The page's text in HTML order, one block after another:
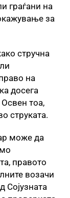
граѓани на
за
стручна
на
досега
тоа,
струката.
може да
правото
возачи
Сојузната